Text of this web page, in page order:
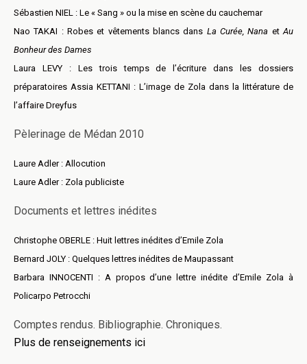
Sébastien NIEL : Le « Sang » ou la mise en scène du cauchemar
Nao TAKAI : Robes et vêtements blancs dans La Curée, Nana etAu
Bonheur des Dames
Laura LEVY : Les trois temps de l’écriture dans les dossiers
préparatoires Assia KETTANI : L’image de Zola dans la littérature de
l’affaire Dreyfus
Pèlerinage de Médan 2010
Laure Adler : Allocution
Laure Adler : Zola publiciste
Documents et lettres inédites
Christophe OBERLE : Huit lettres inédites d’Emile Zola
Bernard JOLY : Quelques lettres inédites de Maupassant
Barbara INNOCENTI : A propos d’une lettre inédite d’Emile Zola à
Policarpo Petrocchi
Comptes rendus. Bibliographie. Chroniques.
Plus de renseignements ici